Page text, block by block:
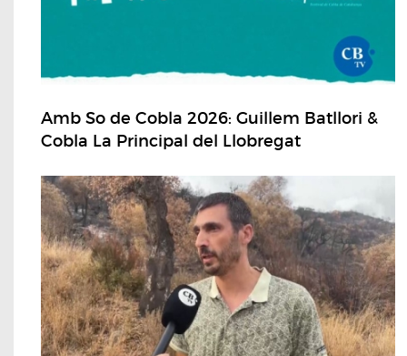
Amb So de Cobla 2026: Guillem Batllori &
Cobla La Principal del Llobregat